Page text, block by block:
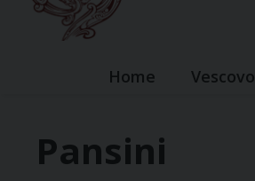
Home Vescovo
Pansini